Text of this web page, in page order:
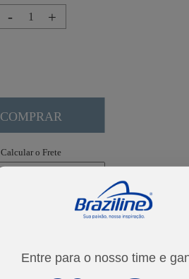
Entre para o nosso time e
+
-
COMPRAR
Calcular o Frete